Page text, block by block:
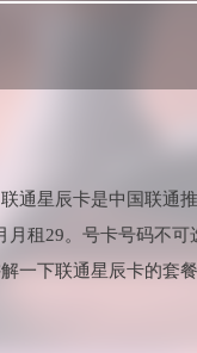
通星辰卡是中国联通
租29。号卡号码不
一下联通星辰卡的套餐